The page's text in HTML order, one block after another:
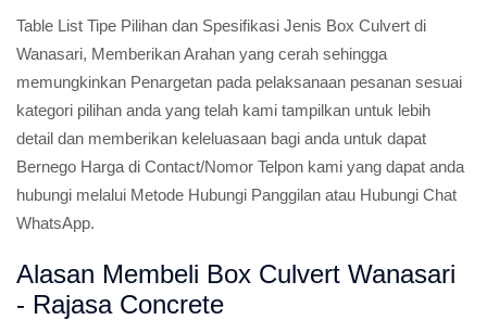
Table List Tipe Pilihan dan Spesifikasi Jenis Box Culvert di
Wanasari, Memberikan Arahan yang cerah sehingga
memungkinkan Penargetan pada pelaksanaan pesanan sesuai
kategori pilihan anda yang telah kami tampilkan untuk lebih
detail dan memberikan keleluasaan bagi anda untuk dapat
Bernego Harga di Contact/Nomor Telpon kami yang dapat anda
hubungi melalui Metode Hubungi Panggilan atau Hubungi Chat
WhatsApp.
Alasan Membeli Box Culvert Wanasari
- Rajasa Concrete